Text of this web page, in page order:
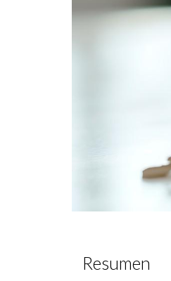
Resumen